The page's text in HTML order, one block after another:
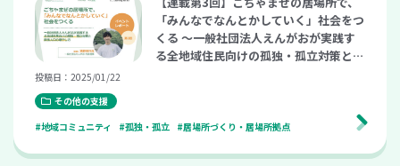
「みんなでなんとかしていく」社会をつ
くる 〜一般社団法人えんがおが実践す
る全地域住民向けの孤独・孤立対策と関
投稿日：2025/01/22
その他の支援
#地域コミュニティ
#孤独・孤立 #居場所づくり・居場所拠点